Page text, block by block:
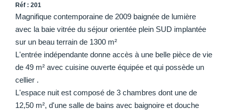
Réf : 201
Magnifique contemporaine de 2009 baignée de lumière
avec la baie vitrée du séjour orientée plein SUD implantée
sur un beau terrain de 1300 m²
L'entrée indépendante donne accès à une belle pièce de vie
de 49 m² avec cuisine ouverte équipée et qui possède un
cellier .
L'espace nuit est composé de 3 chambres dont une de
12,50 m², d'une salle de bains avec baignoire et douche